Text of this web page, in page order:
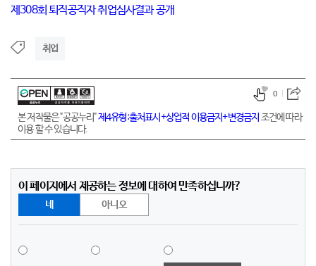
제308회 퇴직공직자 취업심사결과 공개
취업
본 저작물은 "공공누리"제4유형:출처표시+상업적 이용금지+변경금지 조건에 따라
이용 할 수 있습니다.
0
이 페이지에서 제공하는 정보에 대하여 만족하십니까?
네 아니오